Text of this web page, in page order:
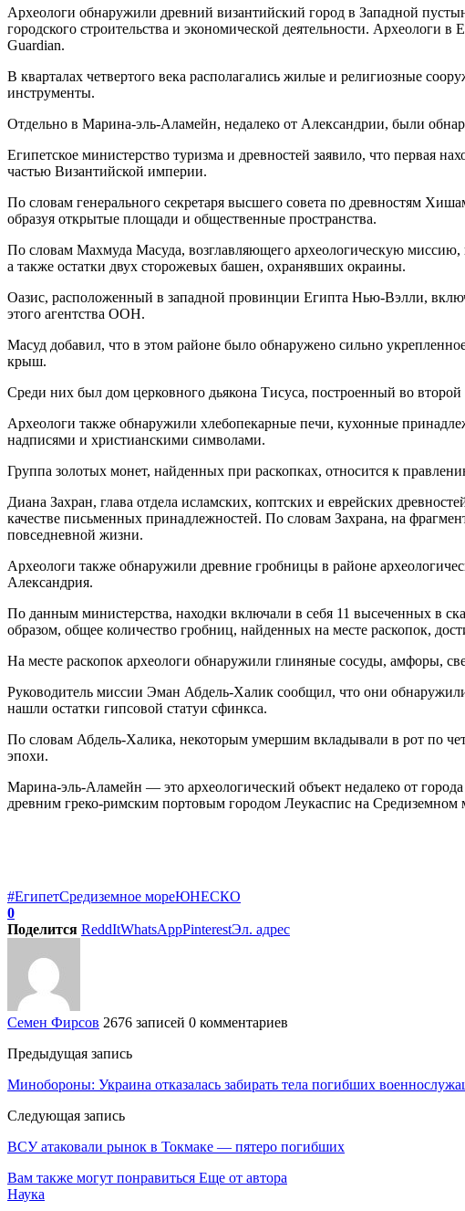
Археологи обнаружили древний византийский город в Западной
городского строительства и экономической деятельности.
Guardian.
В кварталах четвертого века располагались жилые и религиозные
инструменты.
Отдельно в Марина-эль-Аламейн, недалеко от Александрии, были
Египетское министерство туризма и древностей заявило, что первая
частью Византийской империи.
По словам генерального секретаря высшего совета по древностям
образуя открытые площади и общественные пространства.
По словам Махмуда Масуда, возглавляющего археологическую
а также остатки двух сторожевых башен, охранявших окраины.
Оазис, расположенный в западной провинции Египта Нью-Вэлли,
этого агентства ООН.
Масуд добавил, что в этом районе было обнаружено сильно
крыш.
Среди них был дом церковного дьякона Тисуса, построенный во
Археологи также обнаружили хлебопекарные печи, кухонные
надписями и христианскими символами.
Группа золотых монет, найденных при раскопках, относится к
Диана Захран, глава отдела исламских, коптских и еврейских
качестве письменных принадлежностей. По словам Захрана, на
повседневной жизни.
Археологи также обнаружили древние гробницы в районе
Александрия.
По данным министерства, находки включали в себя 11 высеченных в
образом, общее количество гробниц, найденных на месте раскопок,
На месте раскопок археологи обнаружили глиняные сосуды, амфоры,
Руководитель миссии Эман Абдель-Халик сообщил, что они
нашли остатки гипсовой статуи сфинкса.
По словам Абдель-Халика, некоторым умершим вкладывали в рот по
эпохи.
Марина-эль-Аламейн — это археологический объект недалеко от
древним греко-римским портовым городом Леукаспис на Средиземном
#ЕгипетСредиземное мореЮНЕСКО
0
Поделится ReddItWhatsAppPinterestЭл. адрес
Семен Фирсов 2676 записей 0 комментариев
Предыдущая запись
Минобороны: Украина отказалась забирать тела погибших
Следующая запись
ВСУ атаковали рынок в Токмаке — пятеро погибших
Вам также могут понравиться Еще от автора
Наука